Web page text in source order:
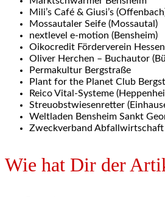
Mili’s Café & Giusi’s
Mossautaler Seife (Mossautal)
nextlevel e-motion (Bensheim)
Oikocredit Förderverein
Oliver Herchen – Buchautor
Permakultur Bergstraße
Plant for the Planet Club
Reico Vital-Systeme
Streuobstwiesenretter
Weltladen Bensheim Sankt
Zweckverband Abfallwirtschaft
Wie hat Dir der